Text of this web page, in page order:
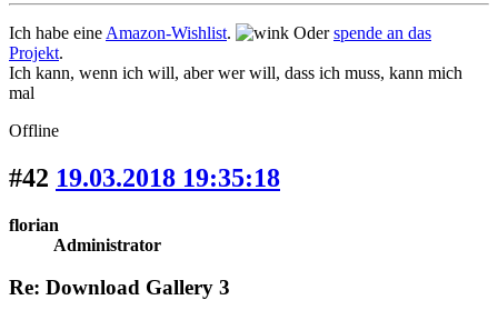
Ich habe eine Amazon-Wishlist. Oderspende an das
Projekt.
Ich kann, wenn ich will, aber wer will, dass ich muss, kann mich
mal
Offline
#42 19.03.2018 19:35:18
florian
Administrator
Re: Download Gallery 3